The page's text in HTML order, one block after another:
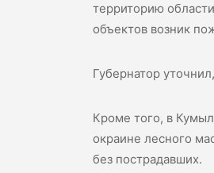
территорию
объектов возник
Губернатор
Кроме того, в
окраине лесного
без пострадавших.